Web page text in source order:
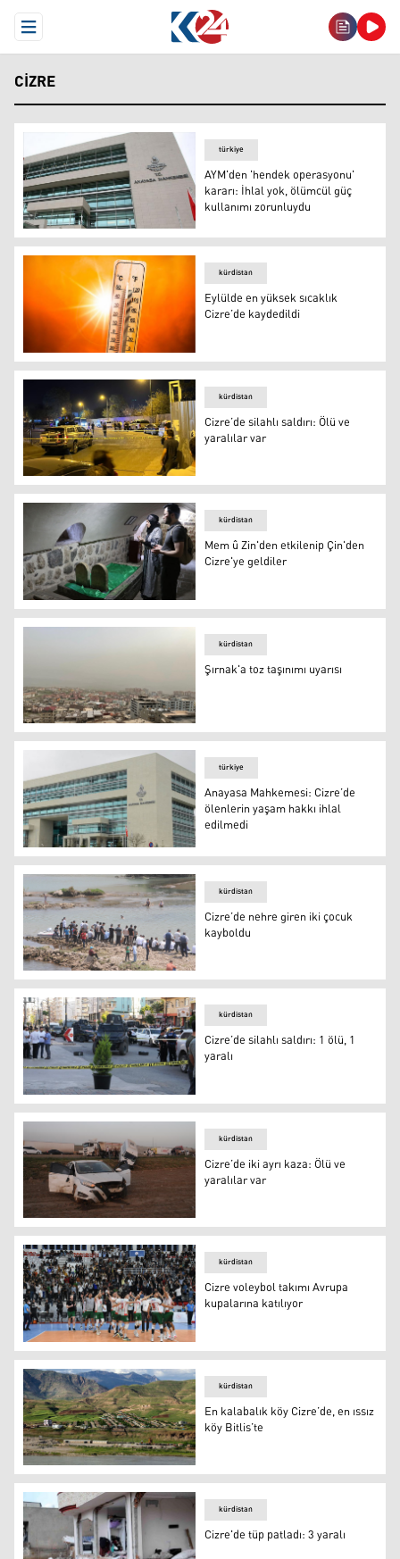
Open Menu
CIZRE
AYM'den 'hendek operasyonu' kararı: İhlal yok,
türkiye
AYM'den 'hendek operasyonu'
kararı: İhlal yok, ölümcül güç
kullanımı zorunluydu
Eylülde en yüksek sıcaklık Cizre’de kaydedildi
kürdistan
Eylülde en yüksek sıcaklık
Cizre’de kaydedildi
Cizre’de silahlı saldırı: Ölü ve yaralılar var
kürdistan
Cizre’de silahlı saldırı: Ölü ve
yaralılar var
Mem û Zin Türbesi
kürdistan
Mem û Zin'den etkilenip Çin'den
Cizre'ye geldiler
Şırnak'a toz taşınımı uyarısı
kürdistan
Şırnak'a toz taşınımı uyarısı
Anayasa Mahkemesi: Cizre’de ölenlerin yaşam hakkı
türkiye
Anayasa Mahkemesi: Cizre’de
ölenlerin yaşam hakkı ihlal
edilmedi
Cizre
kürdistan
Cizre’de nehre giren iki çocuk
kayboldu
Cizre’de silahlı saldırı: 1 ölü, 1 yaralı
kürdistan
Cizre’de silahlı saldırı: 1 ölü, 1
yaralı
Cizre’de iki ayrı kaza: Ölü ve yaralılar var
kürdistan
Cizre’de iki ayrı kaza: Ölü ve
yaralılar var
Cizre voleybol takımı Avrupa kupalarına katılıyor
kürdistan
Cizre voleybol takımı Avrupa
kupalarına katılıyor
Cizre / Dirsekli köyü
kürdistan
En kalabalık köy Cizre’de, en ıssız
köy Bitlis’te
kürdistan
Cizre'de tüp patladı: 3 yaralı